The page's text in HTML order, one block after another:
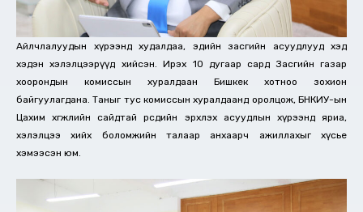
Айлчлалуудын хүрээнд худалдаа, эдийн засгийн асуудлууд хэд
хэдэн хэлэлцээрүүд хийсэн. Ирэх 10 дугаар сард Засгийн газар
хоорондын комиссын хуралдаан Бишкек хотноо зохион
байгуулагдана. Таныг тус комиссын хуралдаанд оролцож, БНКИУ-ын
Цахим хөгжлийн сайдтай өөрсдийн эрхлэх асуудлын хүрээнд яриа,
хэлэлцээ хийх боломжийн талаар анхаарч ажиллахыг хүсье
хэмээсэн юм.